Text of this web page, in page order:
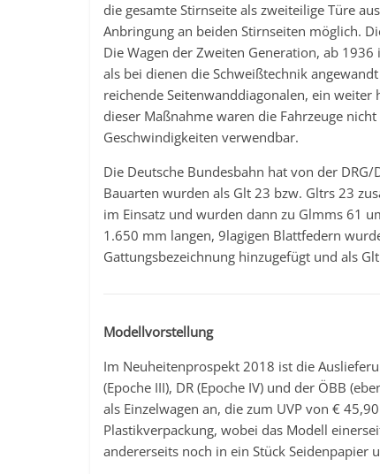
die gesamte Stirnseite als zweiteilige Türe
Anbringung an beiden Stirnseiten möglich.
Die Wagen der Zweiten Generation, ab
als bei dienen die Schweißtechnik
reichende Seitenwanddiagonalen, ein
dieser Maßnahme waren die Fahrzeuge
Geschwindigkeiten verwendbar.
Die Deutsche Bundesbahn hat von der
Bauarten wurden als Glt 23 bzw. Gltrs 23
im Einsatz und wurden dann zu Glmms 61
1.650 mm langen, 9lagigen Blattfedern
Gattungsbezeichnung hinzugefügt und als
Modellvorstellung
Im Neuheitenprospekt 2018 ist die
(Epoche III), DR (Epoche IV) und der ÖBB
als Einzelwagen an, die zum UVP von €
Plastikverpackung, wobei das Modell
andererseits noch in ein Stück Seidenpapier